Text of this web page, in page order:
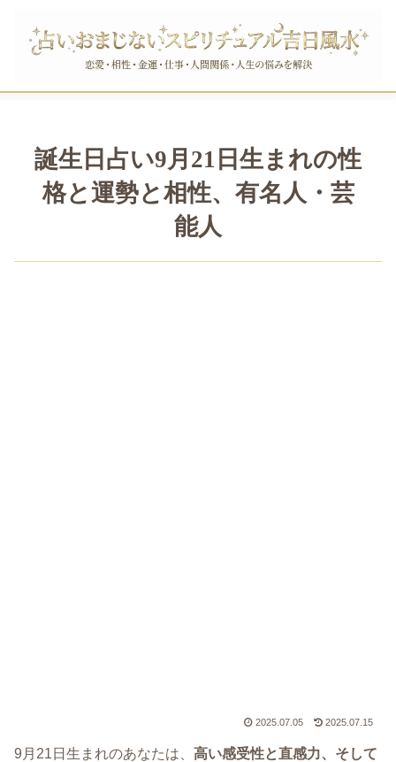
誕生日占い9月21日生まれの性
格と運勢と相性、有名人・芸
能人
2025.07.05 2025.07.15
9月21日生まれのあなたは、 高い感受性と直感力、そして